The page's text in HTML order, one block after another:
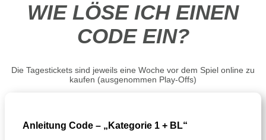
WIE LÖSE ICH EINEN
CODE EIN?
Die Tagestickets sind jeweils eine Woche vor dem Spiel online zu
kaufen (ausgenommen Play-Offs)
Anleitung Code – „ Kategorie 1 + BL“